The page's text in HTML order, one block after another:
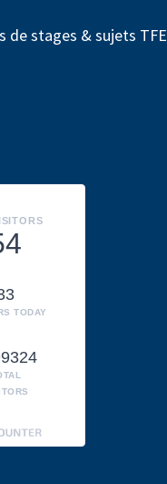
de stages & sujets TFE
TODAY